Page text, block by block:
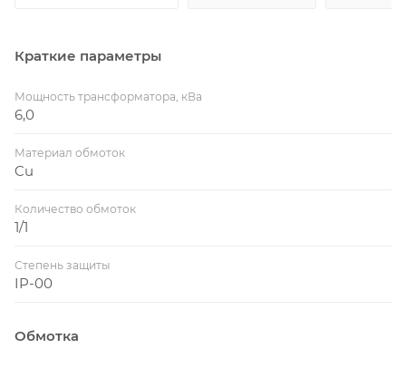
Краткие параметры
Мощность трансформатора, кВа
6,0
Материал обмоток
Cu
Количество обмоток
1/1
Степень защиты
IP-00
Обмотка